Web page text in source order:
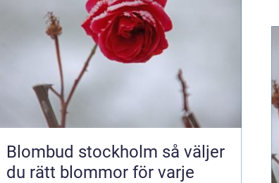
Blombud stockholm så väljer
du rätt blommor för varje